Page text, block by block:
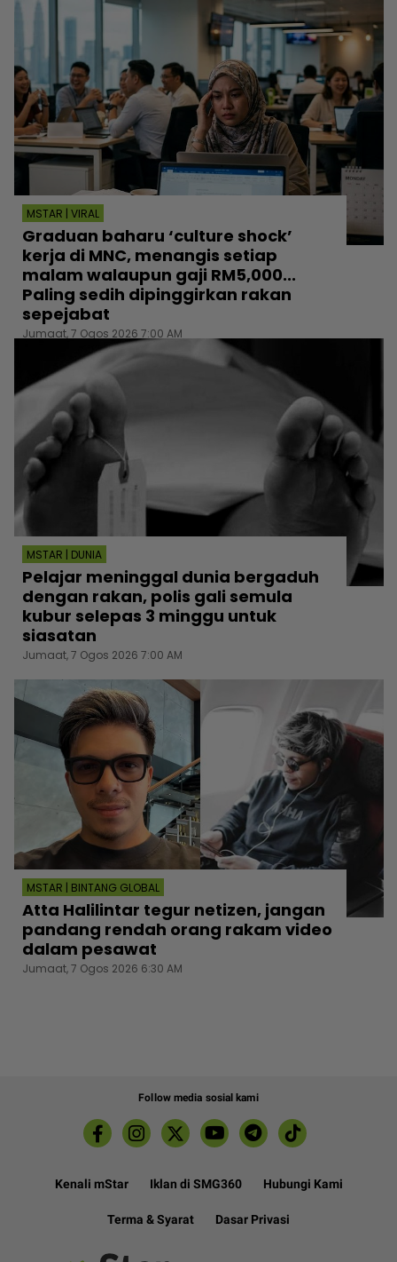
MSTAR | VIRAL
Graduan baharu ‘culture shock’
kerja di MNC, menangis setiap
malam walaupun gaji RM5,000...
Paling sedih dipinggirkan rakan
sepejabat
Jumaat, 7 Ogos 2026 7:00 AM
MSTAR | DUNIA
Pelajar meninggal dunia bergaduh
dengan rakan, polis gali semula
kubur selepas 3 minggu untuk
siasatan
Jumaat, 7 Ogos 2026 7:00 AM
MSTAR | BINTANG GLOBAL
Atta Halilintar tegur netizen, jangan
pandang rendah orang rakam video
dalam pesawat
Jumaat, 7 Ogos 2026 6:30 AM
Follow media sosial kami
Kenali mStar Iklan di SMG360 Hubungi Kami
Terma & Syarat Dasar Privasi